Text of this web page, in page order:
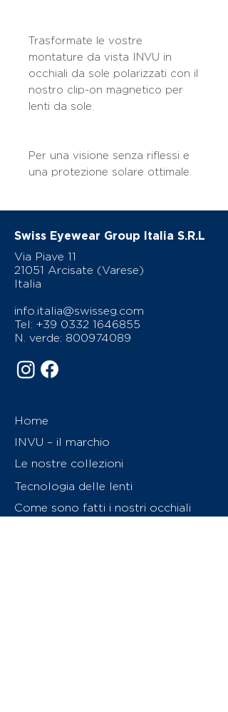
Trasformate le vostre
montature da vista INVU in
occhiali da sole polarizzati con il
nostro clip-on magnetico per
lenti da sole.
Per una visione senza riflessi e
una protezione solare ottimale.
Swiss Eyewear Group Italia S.R.L
Via Piave 11
21051 Arcisate (Varese)
Italia
info.italia@swisseg.com
Tel: +39 0332 1646855
N. verde: 800974089
Home
INVU – il marchio
Le nostre collezioni
Tecnologia delle lenti
Come sono fatti i nostri occhiali